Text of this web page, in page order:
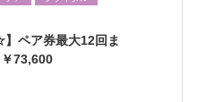
ペア券最大12回ま
73,600